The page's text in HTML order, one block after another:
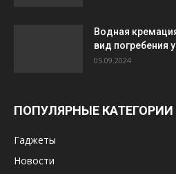
Водная
вид погребения
05.09.2024
ПОПУЛЯРНЫЕ КАТЕГОРИИ
Гаджеты
Новости